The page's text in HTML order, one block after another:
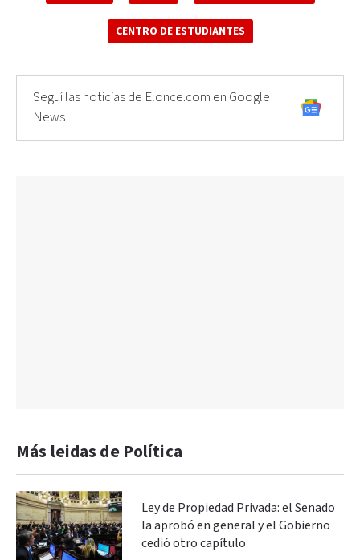
CENTRO DE ESTUDIANTES
Seguí las noticias de Elonce.com en Google
News
Más leidas de Política
Ley de Propiedad Privada: el Senado
la aprobó en general y el Gobierno
cedió otro capítulo